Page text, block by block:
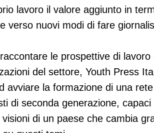
lavoro il valore aggiunto in
verso nuovi modi di fare
le prospettive di
del settore, Youth Press
avviare la formazione di una
di seconda generazione,
di un paese che cambia